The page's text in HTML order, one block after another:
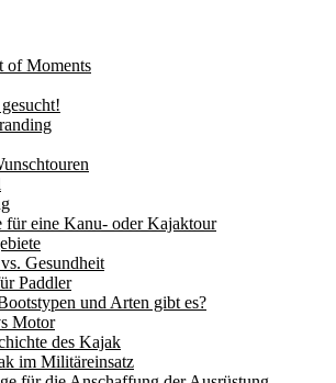
of Moments
für eine Kanu- oder Kajaktour
Gesundheit
Paddler
und Arten gibt es?
Motor
des Kajak
im Militäreinsatz